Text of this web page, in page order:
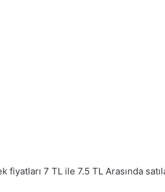
7 TL ile 7.5 TL Arasında